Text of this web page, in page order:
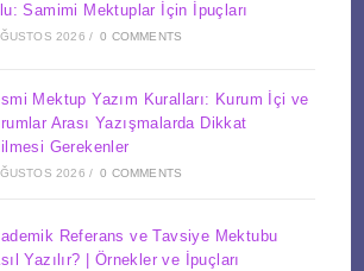
Samimi Mektuplar İçin İpuçları
2026 / 0 COMMENTS
Mektup Yazım Kuralları: Kurum İçi ve
Arası Yazışmalarda Dikkat
Gerekenler
2026 / 0 COMMENTS
Referans ve Tavsiye Mektubu
Yazılır? | Örnekler ve İpuçları